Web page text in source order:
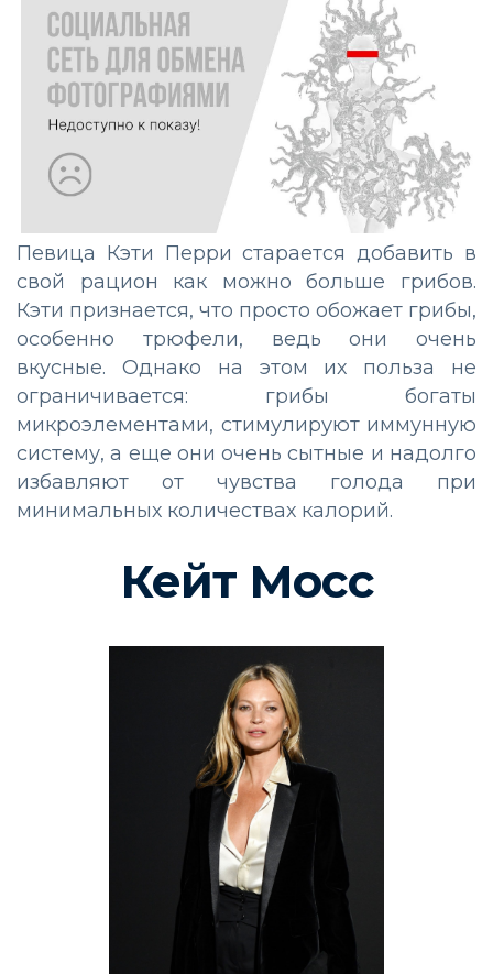
Певица Кэти Перри старается добавить в
свой рацион как можно больше грибов.
Кэти признается, что просто обожает грибы,
особенно трюфели, ведь они очень
вкусные. Однако на этом их польза не
ограничивается: грибы богаты
микроэлементами, стимулируют иммунную
систему, а еще они очень сытные и надолго
избавляют от чувства голода при
минимальных количествах калорий.
Кейт Мосс